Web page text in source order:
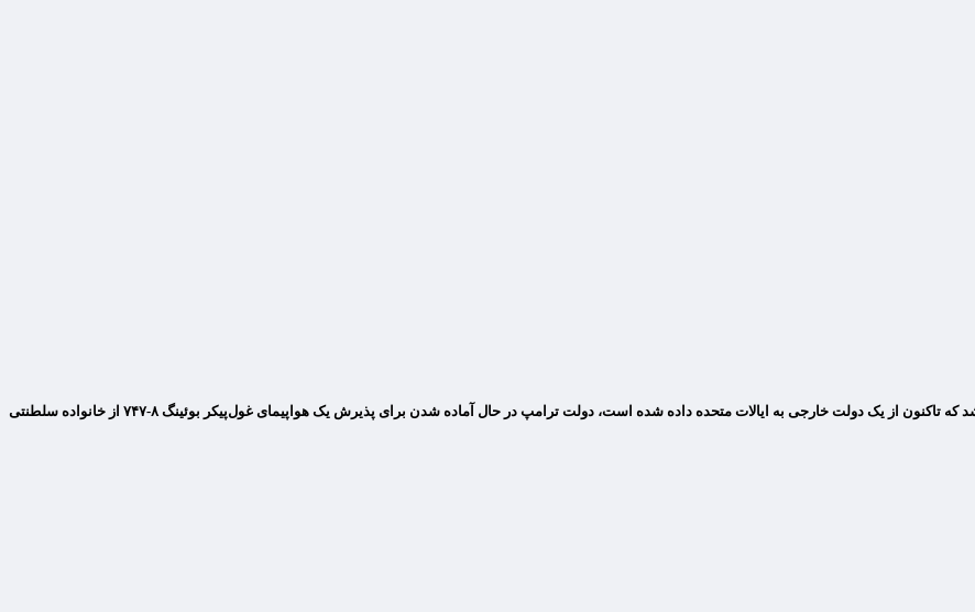
منابع خبری به ای‌بی‌سی نیوز گفتند در موردی که ممکن است ارزشمندترین هدیه‌ای باشد که تاکنون از یک دولت خارجی به ایالات متحده داده شده است، دولت ترامپ در حال آماده شدن برای پذیرش یک هواپیمای غول‌پیکر بوئینگ ۸-۷۴۷ از خانواده سلطنتی